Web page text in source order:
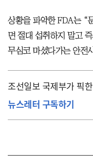
상황을 파악한 FDA는 “
면 절대 섭취하지 말고
무심코 마셨다가는 안전
조선일보 국제부가 픽
뉴스레터 구독하기